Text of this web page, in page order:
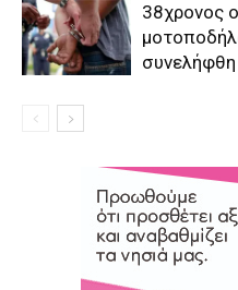
38χρονος
συνελήφθη